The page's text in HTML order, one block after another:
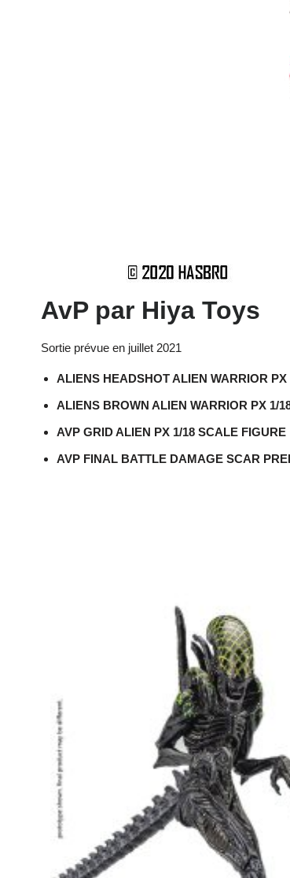
AvP par Hiya Toys
Sortie prévue en juillet 2021
ALIENS HEADSHOT ALIEN WARRIOR
ALIENS BROWN ALIEN WARRIOR PX 1/
AVP GRID ALIEN PX 1/18 SCALE FIGURE
AVP FINAL BATTLE DAMAGE SCAR